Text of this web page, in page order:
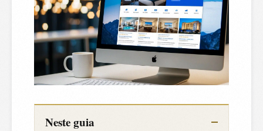
Neste guia